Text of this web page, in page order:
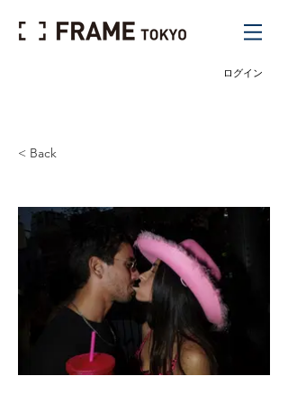
ログイン
< Back